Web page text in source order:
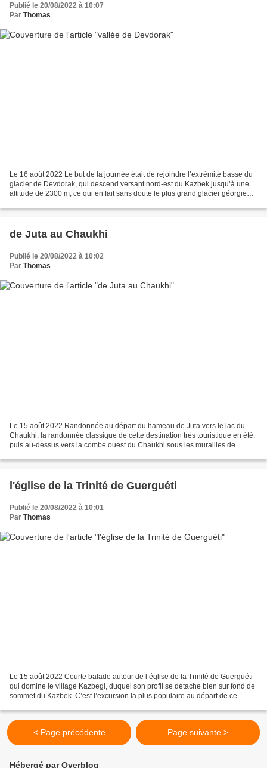
Publié le 20/08/2022 à 10:07
Par Thomas
Le 16 août 2022 Le but de la journée était de rejoindre l’extrémité basse du
glacier de Devdorak, qui descend versant nord-est du Kazbek jusqu’à une
altitude de 2300 m, ce qui en fait sans doute le plus grand glacier géorgien,
de Juta au Chaukhi
Publié le 20/08/2022 à 10:02
Par Thomas
Le 15 août 2022 Randonnée au départ du hameau de Juta vers le lac du
Chaukhi, la randonnée classique de cette destination très touristique en été,
puis au-dessus vers la combe ouest du Chaukhi sous les murailles de
l'église de la Trinité de Guerguéti
Publié le 20/08/2022 à 10:01
Par Thomas
Le 15 août 2022 Courte balade autour de l’église de la Trinité de Guerguéti
qui domine le village Kazbegi, duquel son profil se détache bien sur fond de
sommet du Kazbek. C’est l’excursion la plus populaire au départ de ce
< Page précédente Page suivante >
Hébergé par Overblog